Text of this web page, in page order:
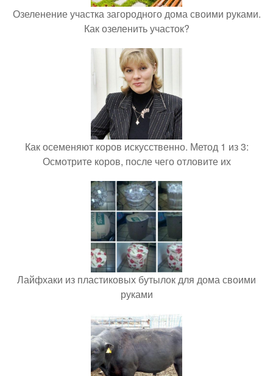
Озеленение участка загородного дома своими руками.
Как озеленить участок?
Как осеменяют коров искусственно. Метод 1 из 3:
Осмотрите коров, после чего отловите их
Лайфхаки из пластиковых бутылок для дома своими
руками